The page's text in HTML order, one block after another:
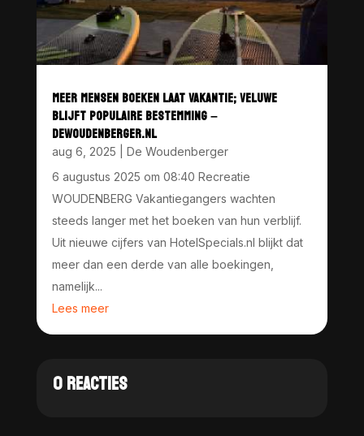
MEER MENSEN BOEKEN LAAT VAKANTIE; VELUWE
BLIJFT POPULAIRE BESTEMMING –
DEWOUDENBERGER.NL
aug 6, 2025
De Woudenberger
6 augustus 2025 om 08:40 Recreatie
WOUDENBERG Vakantiegangers wachten
steeds langer met het boeken van hun verblijf.
Uit nieuwe cijfers van HotelSpecials.nl blijkt dat
meer dan een derde van alle boekingen,
namelijk...
Lees meer
0 REACTIES